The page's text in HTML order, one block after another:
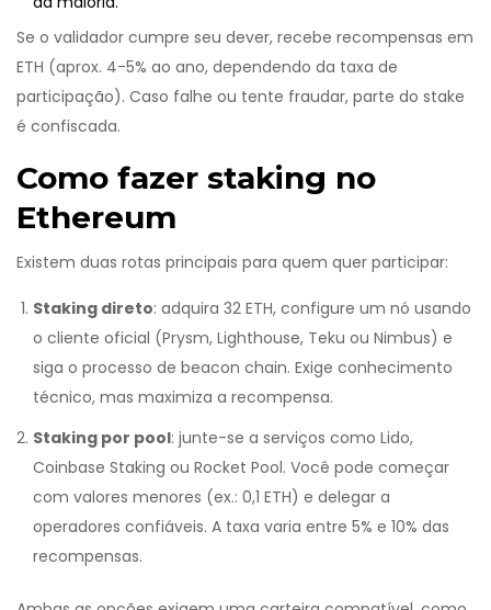
Se o validador cumpre seu dever, recebe recompensas em
ETH (aprox. 4-5% ao ano, dependendo da taxa de
participação). Caso falhe ou tente fraudar, parte do stake
é confiscada.
Como fazer staking no
Ethereum
Existem duas rotas principais para quem quer participar:
Staking direto: adquira 32 ETH, configure um nó usando
o cliente oficial (Prysm, Lighthouse, Teku ou Nimbus) e
siga o processo de beacon chain. Exige conhecimento
técnico, mas maximiza a recompensa.
Staking por pool: junte-se a serviços como Lido,
Coinbase Staking ou Rocket Pool. Você pode começar
com valores menores (ex.: 0,1 ETH) e delegar a
operadores confiáveis. A taxa varia entre 5% e 10% das
recompensas.